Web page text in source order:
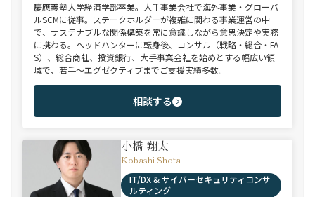
慶應義塾大学経済学部卒業。大手事業会社で海外事業・グローバ
ルSCMに従事。ステークホルダーが複雑に関わる事業運営の中
で、サステナブルな関係構築を常に意識しながら意思決定や実務
に携わる。ヘッドハンターに転身後、コンサル（戦略・総合・FA
S）、総合商社、投資銀行、大手事業会社を始めとする幅広い領
域で、若手～エグゼクティブまでご支援実績多数。
相談する
小橋 翔太
Kobashi Shota
IT/DX & サイバーセキュリティコンサ
ルティング